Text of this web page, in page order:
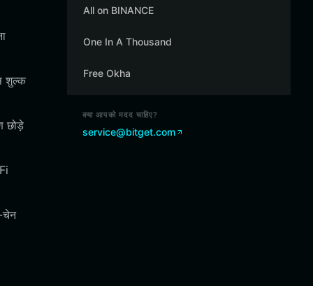
शुल्क
छोड़े
चेन
All on BINANCE
One In A Thousand
Free Okha
क्या आपको मदद चाहिए?
service@bitget.com